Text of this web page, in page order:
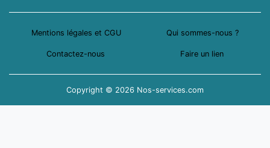
Mentions légales et CGU Qui sommes-nous ?
Contactez-nous Faire un lien
Copyright © 2026 Nos-services.com